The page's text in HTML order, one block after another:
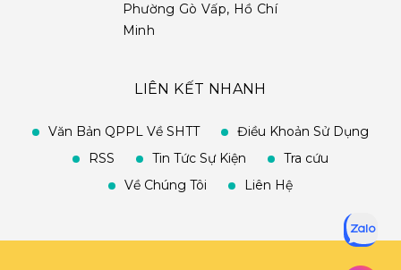
Phường Gò Vấp, Hồ Chí
Minh
LIÊN KẾT NHANH
Văn Bản QPPL Về SHTT
Điều Khoản Sử Dụng
RSS
Tin Tức Sự Kiện
Tra cứu
Về Chúng Tôi
Liên Hệ